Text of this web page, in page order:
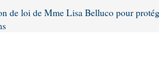
de loi de Mme Lisa Belluco pour